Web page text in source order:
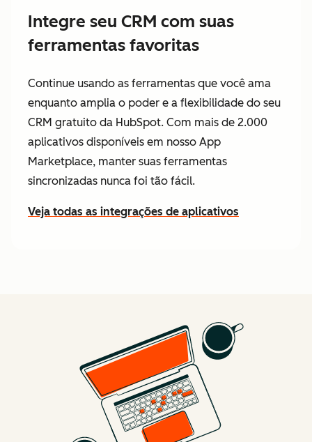
Integre seu CRM com suas
ferramentas favoritas
Continue usando as ferramentas que você ama
enquanto amplia o poder e a flexibilidade do seu
CRM gratuito da HubSpot. Com mais de 2.000
aplicativos disponíveis em nosso App
Marketplace, manter suas ferramentas
sincronizadas nunca foi tão fácil.
Veja todas as integrações de aplicativos